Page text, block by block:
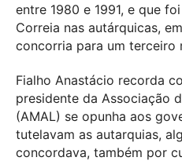
entre 1980 e 1991, e que
Correia nas autárquicas,
concorria para um terceiro
Fialho Anastácio recorda
presidente da Associação
(AMAL) se opunha aos
tutelavam as autarquias,
concordava, também por